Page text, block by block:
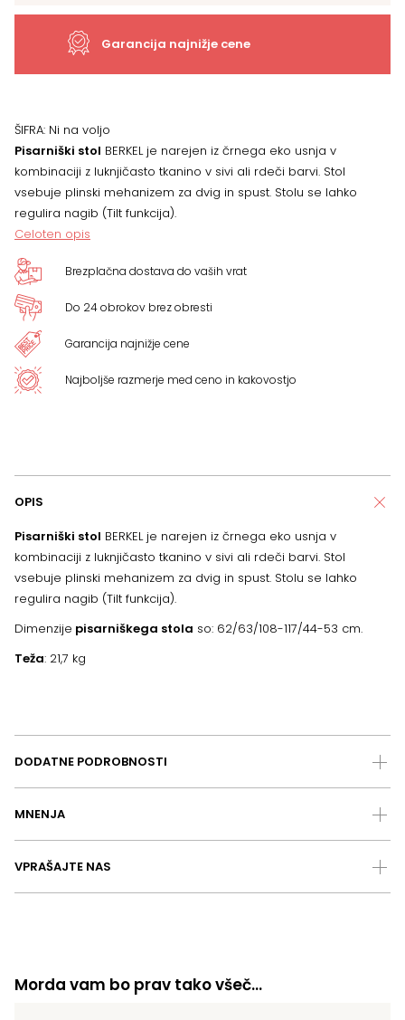
Garancija najnižje cene
ŠIFRA: Ni na voljo
Pisarniški stol BERKEL je narejen iz črnega eko usnja v
kombinaciji z luknjičasto tkanino v sivi ali rdeči barvi. Stol
vsebuje plinski mehanizem za dvig in spust. Stolu se lahko
regulira nagib (Tilt funkcija).
Celoten opis
Brezplačna dostava do vaših vrat
Do 24 obrokov brez obresti
Garancija najnižje cene
Najboljše razmerje med ceno in kakovostjo
OPIS
Pisarniški stol BERKEL je narejen iz črnega eko usnja v
kombinaciji z luknjičasto tkanino v sivi ali rdeči barvi. Stol
vsebuje plinski mehanizem za dvig in spust. Stolu se lahko
regulira nagib (Tilt funkcija).
Dimenzije pisarniškega stola so: 62/63/108-117/44-53 cm.
Teža: 21,7 kg
DODATNE PODROBNOSTI
MNENJA
VPRAŠAJTE NAS
Morda vam bo prav tako všeč…